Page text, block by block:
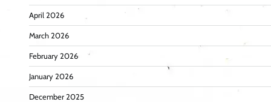
April 2026
March 2026
February 2026
January 2026
December 2025